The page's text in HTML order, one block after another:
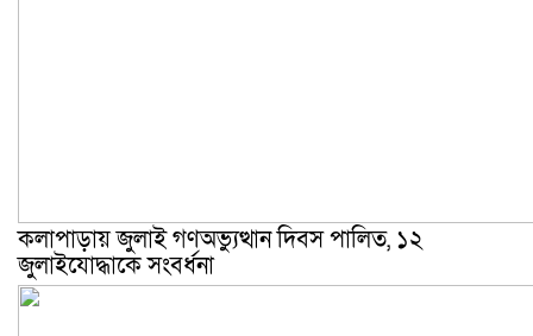
কলাপাড়ায় জুলাই গণঅভ্যুত্থান দিবস পালিত, ১২
জুলাইযোদ্ধাকে সংবর্ধনা